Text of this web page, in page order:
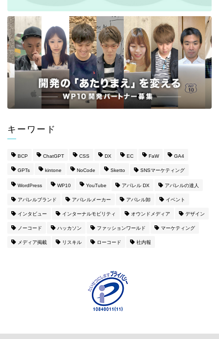
キーワード
BCP ChatGPT CSS DX EC FaW GA4
GPTs kintone NoCode Sketto SNSマーケティング
WordPress WP10 YouTube アパレル DX アパレルの達人
アパレルブランド アパレルメーカー アパレル卸 イベント
インタビュー インターナルモビリティ オウンドメディア デザイン
ノーコード ハッカソン ファッションワールド マーケティング
メディア掲載 リスキル ローコード 社内報